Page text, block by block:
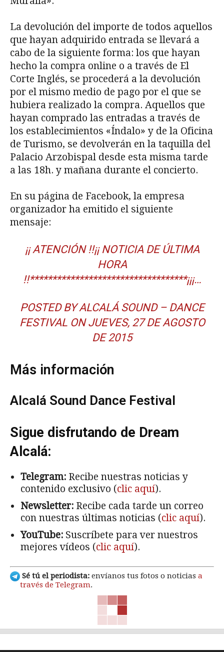
La devolución del importe de todos aquellos
que hayan adquirido entrada se llevará a
cabo de la siguiente forma: los que hayan
hecho la compra online o a través de El
Corte Inglés, se procederá a la devolución
por el mismo medio de pago por el que se
hubiera realizado la compra. Aquellos que
hayan comprado las entradas a través de
los establecimientos «Índalo» y de la Oficina
de Turismo, se devolverán en la taquilla del
Palacio Arzobispal desde esta misma tarde
a las 18h. y mañana durante el concierto.
En su página de Facebook, la empresa
organizador ha emitido el siguiente
mensaje:
¡¡ ATENCIÓN !!¡¡ NOTICIA DE ÚLTIMA
HORA
!!***********************************¡¡¡…
POSTED BYALCALÁ SOUND – DANCE
FESTIVALONJUEVES, 27 DE AGOSTO
DE 2015
Más información
Alcalá Sound Dance Festival
Sigue disfrutando de Dream
Alcalá:
Telegram: Recibe nuestras noticias y
contenido exclusivo (clic aquí).
Newsletter: Recibe cada tarde un correo
con nuestras últimas noticias (clic aquí).
YouTube: Suscríbete para ver nuestros
mejores vídeos (clic aquí).
Sé tú el periodista: envíanos tus fotos o noticias a
través de Telegram.